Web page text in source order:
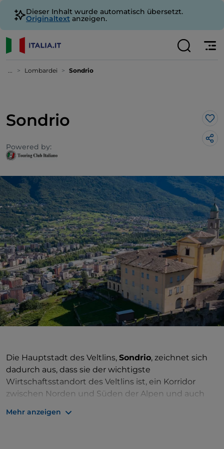
Dieser Inhalt wurde automatisch übersetzt.
Originaltext anzeigen.
... Lombardei Sondrio
Sondrio
Powered by:
Die Hauptstadt des Veltlins, Sondrio, zeichnet sich
dadurch aus, dass sie der wichtigste
Wirtschaftsstandort des Veltlins ist, ein Korridor
zwischen Norden und Süden der Alpen und auch
Weinen. Der Ort liegt am Ausgang des
Mehr anzeigen